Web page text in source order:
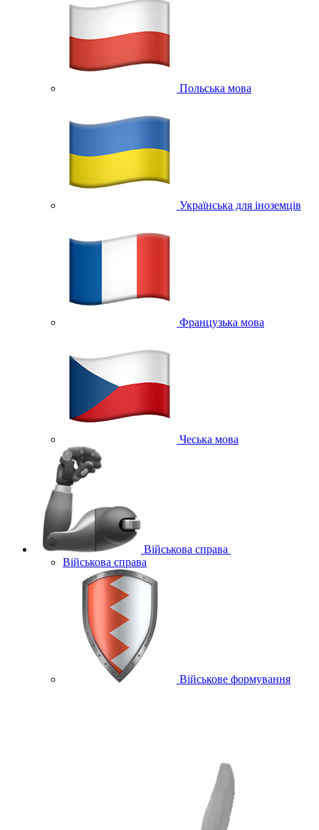
Польська мова
Українська для іноземців
Французька мова
Чеська мова
Військова справа
Військова справа
Військове формування